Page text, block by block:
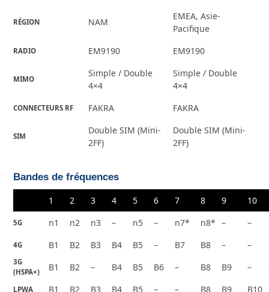
RÉGION NAM
EMEA, Asie-
Pacifique
RADIO EM9190 EM9190
MIMO
Simple / Double
4×4
Simple / Double
4×4
CONNECTEURS RF FAKRA FAKRA
SIM
Double SIM (Mini-
2FF)
Double SIM (Mini-
2FF)
Bandes de fréquences
1 2 3 4 5 6 7 8 9 10
5G n1 n2 n3 – n5 – n7* n8* – –
4G B1 B2 B3 B4 B5 – B7 B8 – –
3G
(HSPA+)
B1 B2 – B4 B5 B6 – B8 B9 –
LPWA B1 B2 B3 B4 B5 – – B8 B9 B10